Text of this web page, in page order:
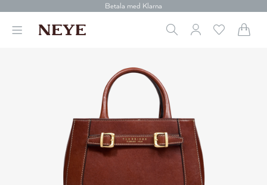
Betala med Klarna
Gratis frakt över 699 kr.
Betala med Klarna